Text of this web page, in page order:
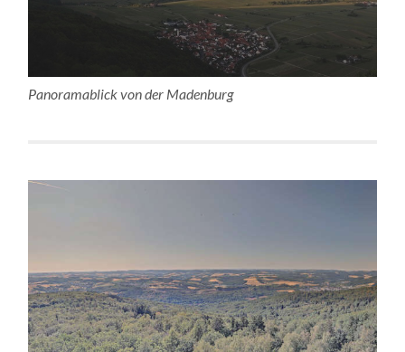
Panoramablick von der Madenburg